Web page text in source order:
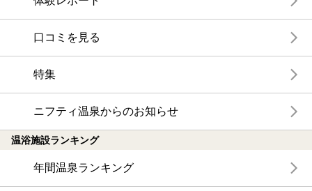
口コミを見る
特集
ニフティ温泉からのお知らせ
温浴施設ランキング
年間温泉ランキング